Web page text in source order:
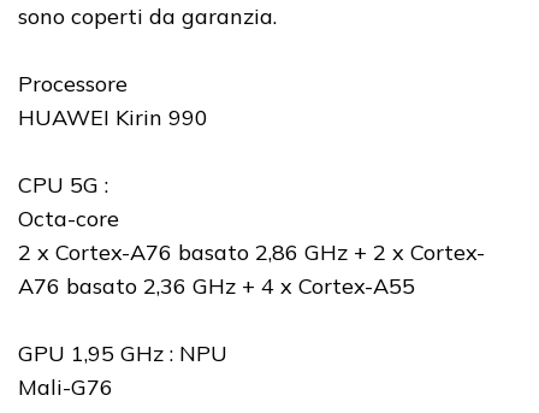
sono coperti da garanzia.
Processore
HUAWEI Kirin 990
CPU 5G :
Octa-core
2 x Cortex-A76 basato 2,86 GHz + 2 x Cortex-
A76 basato 2,36 GHz + 4 x Cortex-A55
GPU 1,95 GHz : NPU
Mali-G76